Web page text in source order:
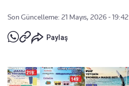
Son Güncelleme: 21 Mayıs, 2026 - 19:42
Paylaş